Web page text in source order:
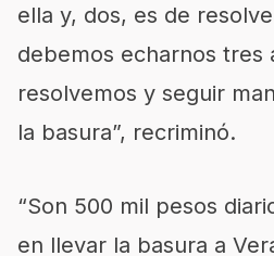
ella y, dos, es de
debemos echarnos tres
resolvemos y seguir
la basura”, recriminó.
“Son 500 mil pesos
en llevar la basura a